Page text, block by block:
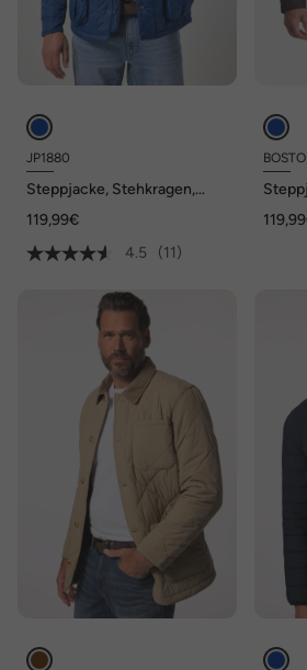
JP1880
Steppjacke, Stehkragen,
119,99€
4.5
(11)